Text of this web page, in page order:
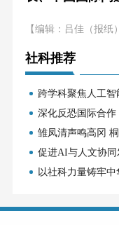
【编辑：吕佳（报纸
社科推荐
跨学科聚焦人工智
深化反恐国际合
雏凤清声鸣高冈
促进AI与人文协同
以社科力量铸牢